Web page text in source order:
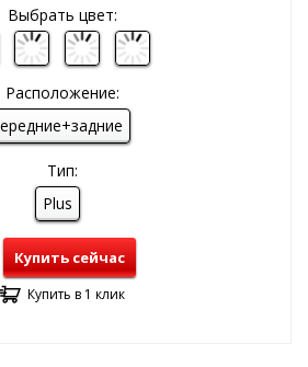
Выбрать цвет:
Расположение:
Тип:
Plus
Купить сейчас
Купить в 1 клик